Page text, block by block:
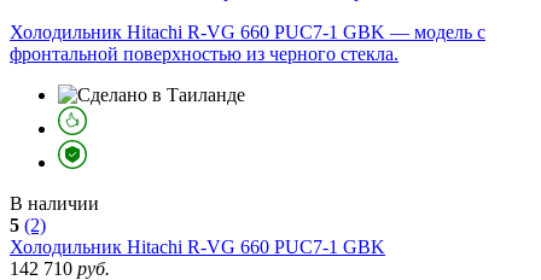
Холодильник Hitachi R-VG 660 PUC7-1 GBK — модель с
фронтальной поверхностью из черного стекла.
В наличии
5 (2)
Холодильник Hitachi R-VG 660 PUC7-1 GBK
142 710 руб.